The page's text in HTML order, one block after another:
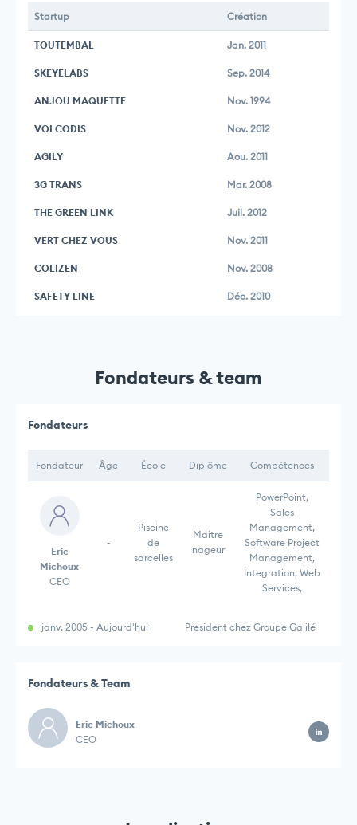
Startup Création
TOUTEMBAL Jan. 2011
SKEYELABS Sep. 2014
ANJOU MAQUETTE Nov. 1994
VOLCODIS Nov. 2012
AGILY Aou. 2011
3G TRANS Mar. 2008
THE GREEN LINK Juil. 2012
VERT CHEZ VOUS Nov. 2011
COLIZEN Nov. 2008
SAFETY LINE Déc. 2010
Fondateurs & team
Fondateurs
Fondateur Âge École Diplôme Compétences
Eric
Michoux
CEO
-
Piscine
de
sarcelles
Maitre
nageur
PowerPoint,
Sales
Management,
Software Project
Management,
Integration, Web
Services,
janv. 2005 - Aujourd'hui President chez Groupe Galilé
Fondateurs & Team
Eric Michoux
CEO